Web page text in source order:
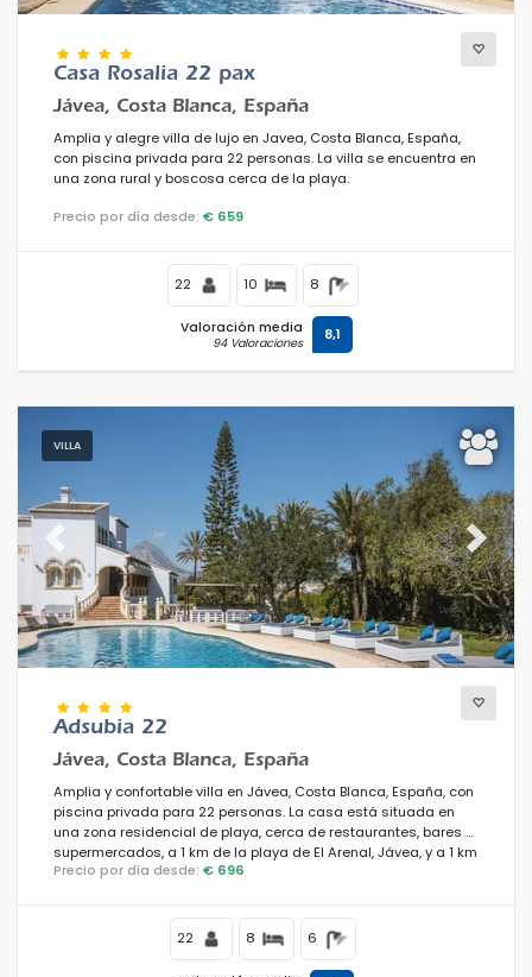
Confort
Servicios
Categorías adicionales
Sus favoritos
Los mejor puntuados (114)
Propiedades de lujo (42)
Fin de semana (0)
Del mes (20)
Para la familia (122)
Para las parejas (0)
Cerca de la playa
Area de playa (29)
Cerca de campos de golf (0)
Cerca de pistas de esquí (0)
En el área de la ciudad (98)
En área rural (15)
Descuentos especiales (0)
Casa Rosalia 22 pax
Jávea, Costa Blanca, España
Amplia y alegre villa de lujo en Javea, Costa Blanca, España,
con piscina privada para 22 personas. La villa se encuentra en
una zona rural y boscosa cerca de la playa.
Precio por día desde: € 659
22 10 8
Valoración media
94 Valoraciones 8,1
VILLA
Previous Next
Adsubia 22
Jávea, Costa Blanca, España
Amplia y confortable villa en Jávea, Costa Blanca, España, con
piscina privada para 22 personas. La casa está situada en
una zona residencial de playa, cerca de restaurantes, bares y
supermercados, a 1 km de la playa de El Arenal, Jávea, y a 1 km
del Mediterráneo, Jávea.
Precio por día desde: € 696
22 8 6